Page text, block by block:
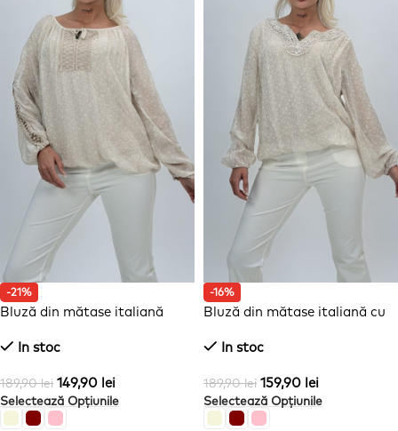
-21%
Bluză din mătase italiană
In stoc
189,90lei 149,90 lei
Selectează Opțiunile
-16%
Bluză din mătase italiană cu
In stoc
189,90lei 159,90 lei
Selectează Opțiunile